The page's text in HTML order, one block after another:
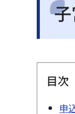
目次
申